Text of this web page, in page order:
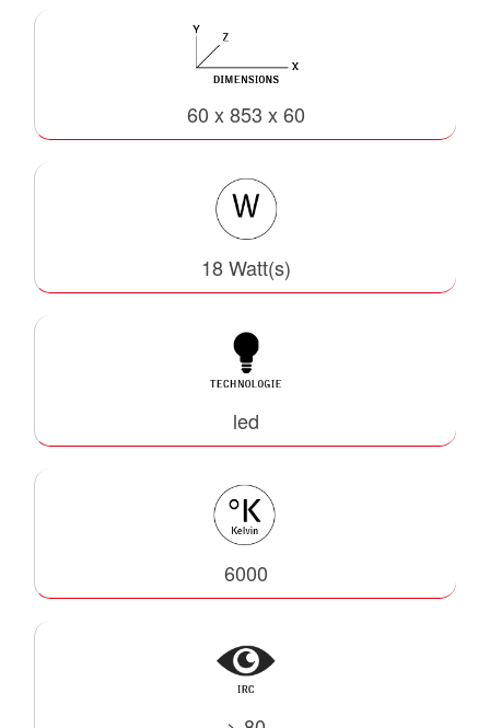
60 x 853 x 60
18 Watt(s)
led
6000